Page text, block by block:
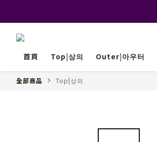
首頁
Top|상의 Outer|아우터
全部商品 Top|상의